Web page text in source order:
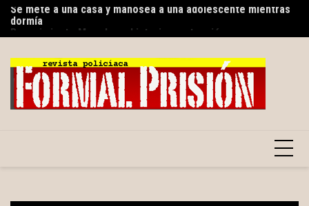
Skip
content
Renacimiento Maya hace historia en atención a personas
autistas